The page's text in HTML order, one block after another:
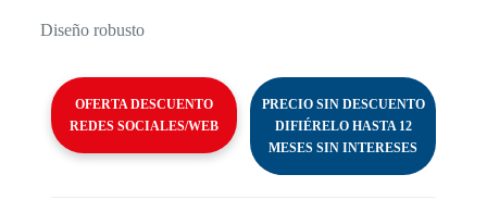
Diseño robusto
OFERTA DESCUENTO
REDES SOCIALES/WEB
PRECIO SIN DESCUENTO
DIFIÉRELO HASTA 12
MESES SIN INTERESES